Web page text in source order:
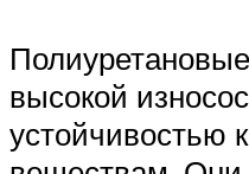
высокой
устойчивостью